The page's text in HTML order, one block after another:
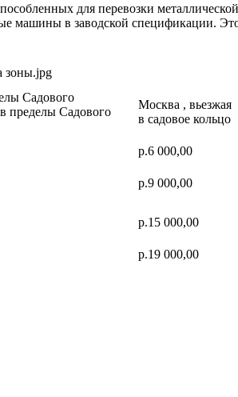
для перевозки
машины в заводской спецификации.
Садового
пределы Садового
Москва , вьезжая
в садовое кольцо
р.6 000,00
р.9 000,00
р.15 000,00
р.19 000,00